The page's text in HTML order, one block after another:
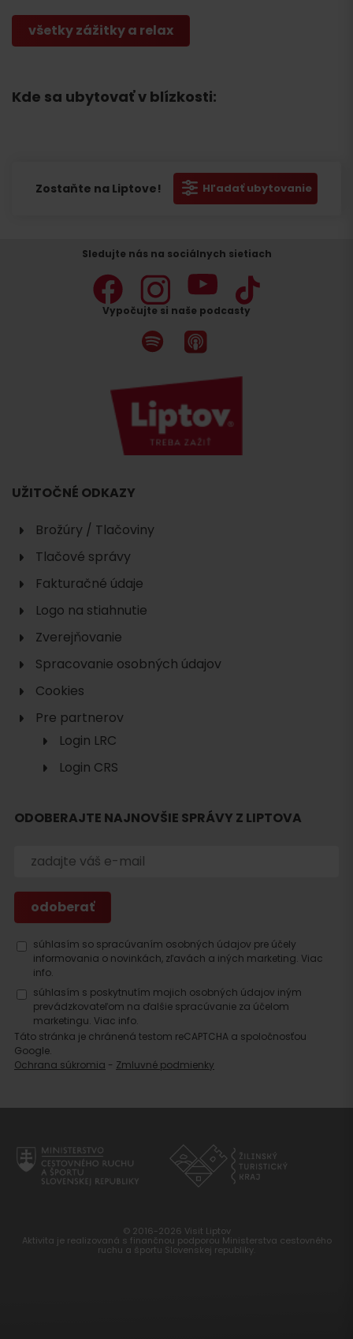
všetky zážitky a relax
Kde sa ubytovať v blízkosti:
Zostaňte na Liptove! Hľadať ubytovanie
Hľadať
ubytovanie
Sledujte nás na sociálnych sietiach
Vypočujte si naše podcasty
UŽITOČNÉ ODKAZY
Brožúry / Tlačoviny
Tlačové správy
Fakturačné údaje
Logo na stiahnutie
Zverejňovanie
Spracovanie osobných údajov
Cookies
Pre partnerov
Login LRC
Login CRS
ODOBERAJTE NAJNOVŠIE SPRÁVY Z LIPTOVA
súhlasím so spracúvaním osobných údajov pre účely
informovania o novinkách, zľavách a iných marketing. Viac
info.
súhlasím s poskytnutím mojich osobných údajov iným
prevádzkovateľom na ďalšie spracúvanie za účelom
marketingu. Viac info.
Táto stránka je chránená testom reCAPTCHA a spoločnosťou
Google.
Ochrana súkromia - Zmluvné podmienky
© 2016-2026 Visit Liptov
Aktivita je realizovaná s finančnou podporou Ministerstva cestovného
ruchu a športu Slovenskej republiky.